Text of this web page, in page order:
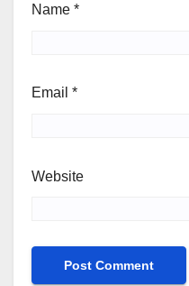
Name *
Email *
Website